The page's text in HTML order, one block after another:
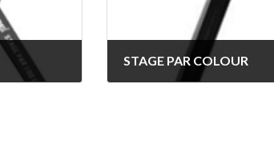
STAGE PAR COLOUR